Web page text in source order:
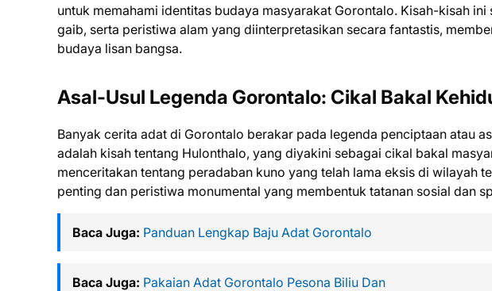
untuk memahami identitas budaya masyarakat Gorontalo. Kisah-kisah
gaib, serta peristiwa alam yang diinterpretasikan secara fantastis,
budaya lisan bangsa.
Asal-Usul Legenda Gorontalo: Cikal Bakal
Banyak cerita adat di Gorontalo berakar pada legenda penciptaan atau
adalah kisah tentang Hulonthalo, yang diyakini sebagai cikal bakal
menceritakan tentang peradaban kuno yang telah lama eksis di wilayah
penting dan peristiwa monumental yang membentuk tatanan sosial dan
Baca Juga: Panduan Lengkap Baju Adat Gorontalo
Baca Juga: Pakaian Adat Gorontalo Pesona Biliu Dan